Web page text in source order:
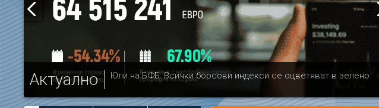
Актуално Юли на БФБ: Всички борсови индекси се оцветяват в зелено